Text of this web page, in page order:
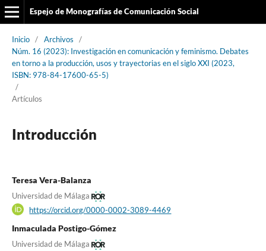
Espejo de Monografías de Comunicación Social
Inicio / Archivos
/
Núm. 16 (2023): Investigación en comunicación y feminismo. Debates
en torno a la producción, usos y trayectorias en el siglo XXI (2023,
ISBN: 978-84-17600-65-5)
/
Artículos
Introducción
Teresa Vera-Balanza
Universidad de Málaga
https://orcid.org/0000-0002-3089-4469
Inmaculada Postigo-Gómez
Universidad de Málaga